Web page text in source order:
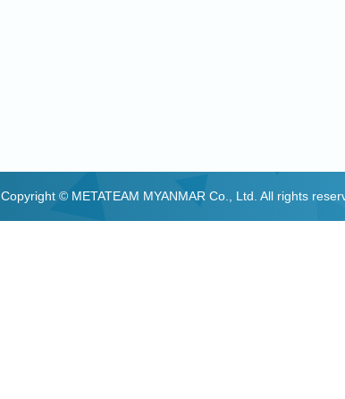
Copyright © METATEAM MYANMAR Co., Ltd. All rights